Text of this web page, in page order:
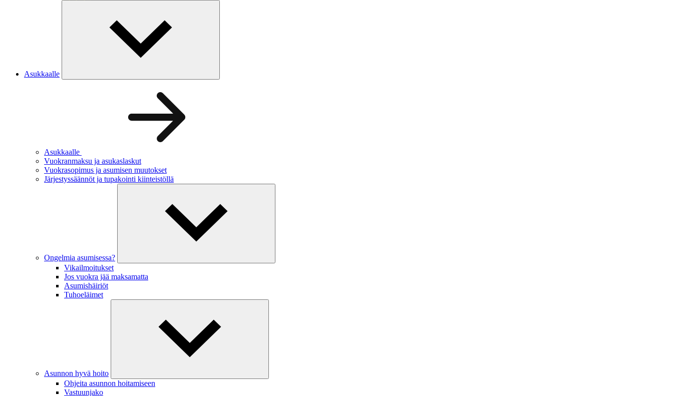
Asukkaalle
Asukkaalle
Vuokranmaksu ja asukaslaskut
Vuokrasopimus ja asumisen muutokset
Järjestyssäännöt ja tupakointi kiinteistöllä
Ongelmia asumisessa?
Vikailmoitukset
Jos vuokra jää maksamatta
Asumishäiriöt
Tuhoeläimet
Asunnon hyvä hoito
Ohjeita asunnon hoitamiseen
Vastuunjako